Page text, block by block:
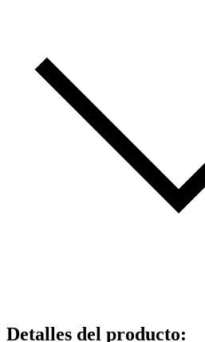
Detalles del producto: